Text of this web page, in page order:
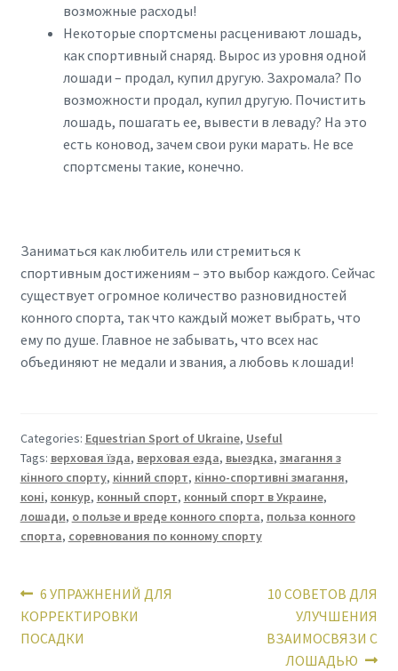
возможные расходы!
Некоторые спортсмены расценивают лошадь,
как спортивный снаряд. Вырос из уровня одной
лошади – продал, купил другую. Захромала? По
возможности продал, купил другую. Почистить
лошадь, пошагать ее, вывести в леваду? На это
есть коновод, зачем свои руки марать. Не все
спортсмены такие, конечно.
Заниматься как любитель или стремиться к
спортивным достижениям – это выбор каждого. Сейчас
существует огромное количество разновидностей
конного спорта, так что каждый может выбрать, что
ему по душе. Главное не забывать, что всех нас
объединяют не медали и звания, а любовь к лошади!
Categories: Equestrian Sport of Ukraine, Useful
Tags: верховая їзда, верховая езда, выездка, змагання з
кінного спорту, кінний спорт, кінно-спортивні змагання,
коні, конкур, конный спорт, конный спорт в Украине,
лошади, о пользе и вреде конного спорта, польза конного
спорта, соревнования по конному спорту
Post
navigation
Previous
post:
6 УПРАЖНЕНИЙ ДЛЯ
КОРРЕКТИРОВКИ
ПОСАДКИ
Next
post:
10 СОВЕТОВ ДЛЯ
УЛУЧШЕНИЯ
ВЗАИМОСВЯЗИ С
ЛОШАДЬЮ